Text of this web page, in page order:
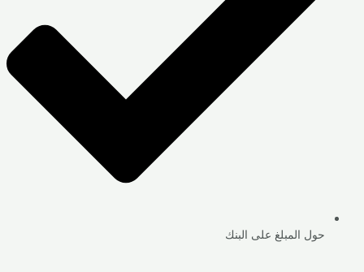
حول المبلغ على البنك